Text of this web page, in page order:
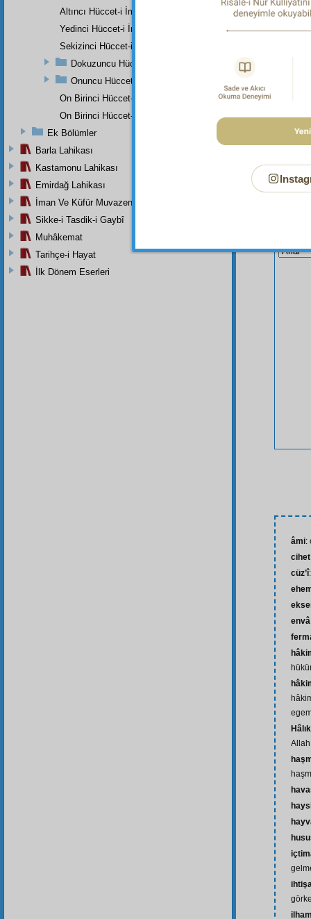
âmi:
cihet
cüz’î
envâ
Hâlık
Allah
Altıncı Hüccet-i İmâniye
Yedinci Hüccet-i İmâniye
Sekizinci Hüccet-i İmâniye
Dokuzuncu Hüccet-i İmâniye
Onuncu Hüccet-i İmâniye
On Birinci Hüccet-i İmâniye
On Birinci Hüccet-i İmâniye
Ek Bölümler
Barla Lahikası
Kastamonu Lahikası
Emirdağ Lahikası
İman Ve Küfür Muvazeneleri
Sikke-i Tasdik-i Gaybî
Muhâkemat
Tarihçe-i Hayat
İlk Dönem Eserleri